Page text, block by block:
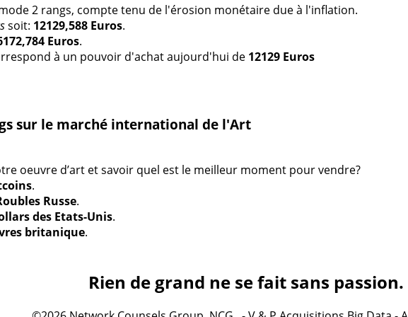
2 rangs, compte tenu de l'érosion monétaire due à l'inflation.
soit: 12129,588 Euros.
Euros.
à un pouvoir d'achat aujourd'hui de 12129 Euros
sur le marché international de l'Art
oeuvre d’art et savoir quel est le meilleur moment pour vendre?
.
Russe.
des Etats-Unis.
britanique.
Rien de grand ne se fait sans passion.